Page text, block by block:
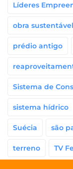
Líderes
obra sustentável
prédio antigo
Sistema de
sistema hídrico
Suécia são
terreno TV